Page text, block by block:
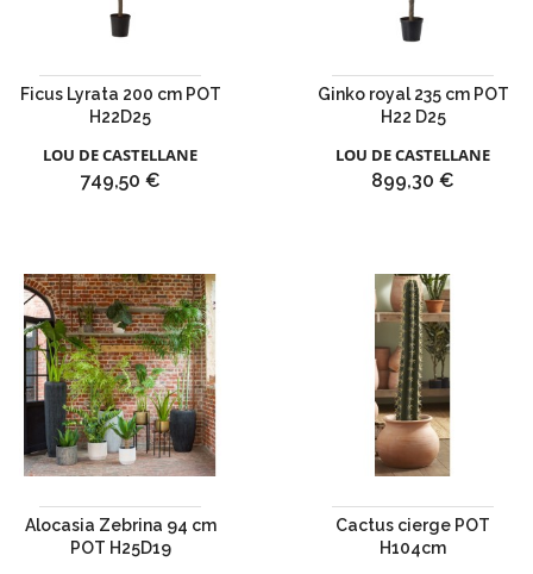
Ficus Lyrata 200 cm POT
H22D25
LOU DE CASTELLANE
Prix
749,50 €
Ginko royal 235 cm POT
H22 D25
LOU DE CASTELLANE
Prix
899,30 €
Alocasia Zebrina 94 cm
POT H25D19
Cactus cierge POT
H104cm